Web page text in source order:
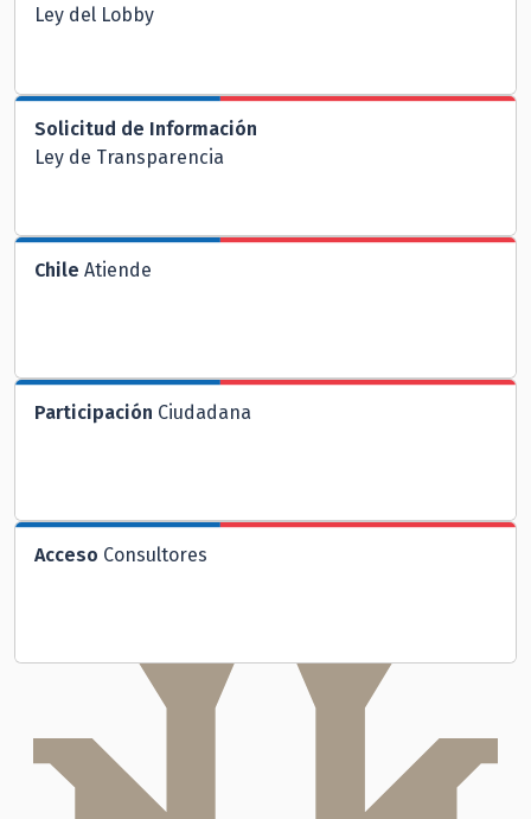
Ley del Lobby
Solicitud de Información
Ley de Transparencia
Chile Atiende
Participación Ciudadana
Acceso Consultores